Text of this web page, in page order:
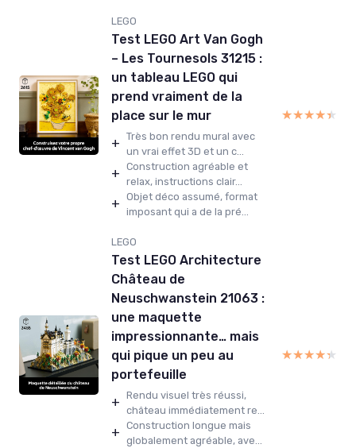
LEGO
Test LEGO Art Van Gogh
– Les Tournesols 31215 :
un tableau LEGO qui
prend vraiment de la
place sur le mur
+ Très bon rendu mural avec
un vrai effet 3D et un c...
+ Construction agréable et
relax, instructions clair...
+ Objet déco assumé, format
imposant qui a de la pré...
★★★★★
★★★★★
LEGO
Test LEGO Architecture
Château de
Neuschwanstein 21063 :
une maquette
impressionnante… mais
qui pique un peu au
portefeuille
+ Rendu visuel très réussi,
château immédiatement re...
+ Construction longue mais
globalement agréable, ave...
★★★★★
★★★★★